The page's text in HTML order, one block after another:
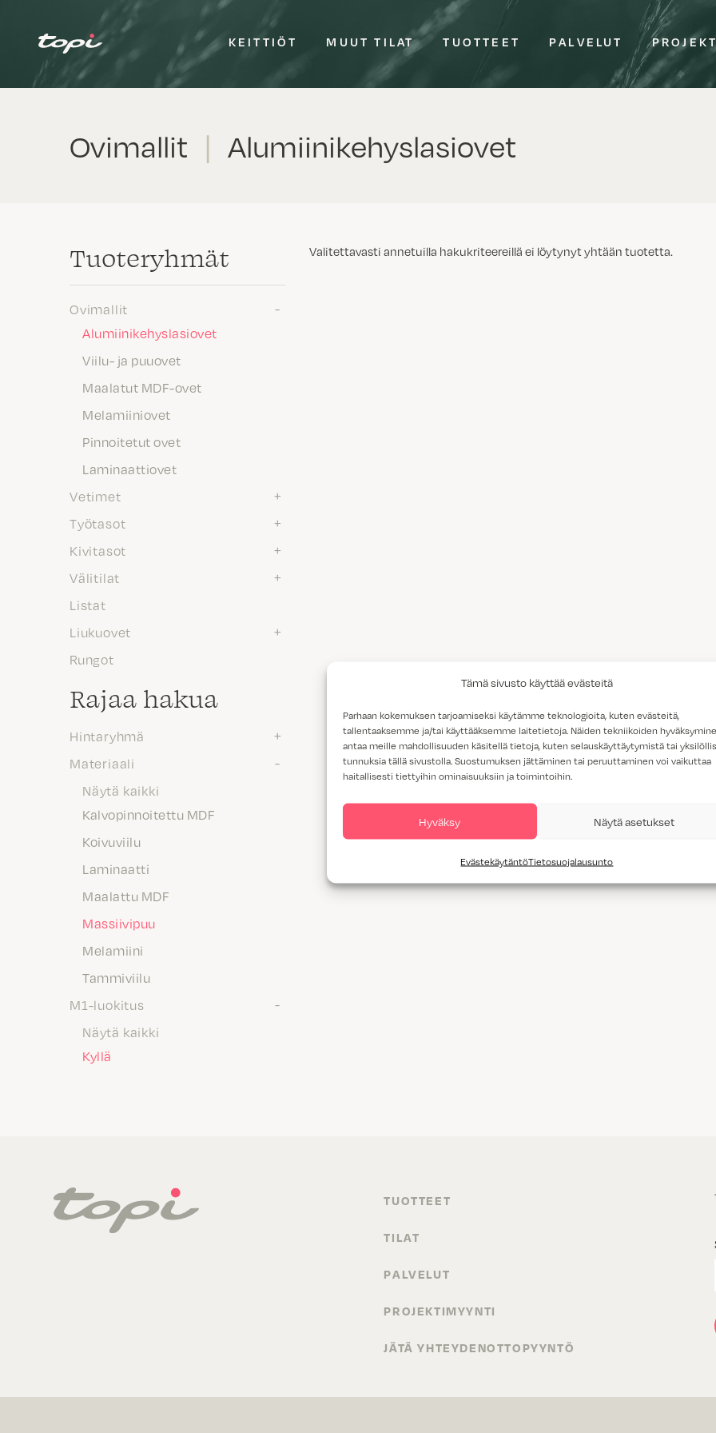
Tämä sivusto käyttää evästeitä
Parhaan kokemuksen tarjoamiseksi käytämme teknologioita, kuten evästeitä,
tallentaaksemme ja/tai käyttääksemme laitetietoja. Näiden tekniikoiden
antaa meille mahdollisuuden käsitellä tietoja, kuten selauskäyttäytymistä tai
tunnuksia tällä sivustolla. Suostumuksen jättäminen tai peruuttaminen voi vaikuttaa
haitallisesti tiettyihin ominaisuuksiin ja toimintoihin.
Hyväksy Näytä asetukset
EvästekäytäntöTietosuojalausunto
KEITTIÖT MUUT TILAT TUOTTEET PALVELUT
Ovimallit | Alumiinikehyslasiovet
Tuote­ryhmät
Ovimallit
Alumiinikehyslasiovet
Viilu- ja puuovet
Maalatut MDF-ovet
Melamiiniovet
Pinnoitetut ovet
Laminaattiovet
Vetimet
Työtasot
Kivitasot
Välitilat
Listat
Liukuovet
Rungot
Rajaa hakua
Hintaryhmä
Materiaali
Näytä kaikki
Kalvopinnoitettu MDF
Koivuviilu
Laminaatti
Maalattu MDF
Massiivipuu
Melamiini
Tammiviilu
M1-luokitus
Näytä kaikki
Kyllä
Valitettavasti annetuilla hakukriteereillä ei löytynyt yhtään tuotetta.
TUOTTEET
TILAT
PALVELUT
PROJEKTIMYYNTI
JÄTÄ YHTEYDENOTTOPYYNTÖ